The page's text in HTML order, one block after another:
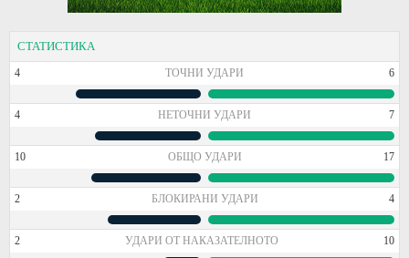
СТАТИСТИКА
4 ТОЧНИ УДАРИ 6
4 НЕТОЧНИ УДАРИ 7
10 ОБЩО УДАРИ 17
2 БЛОКИРАНИ УДАРИ 4
2 УДАРИ ОТ НАКАЗАТЕЛНОТО 10